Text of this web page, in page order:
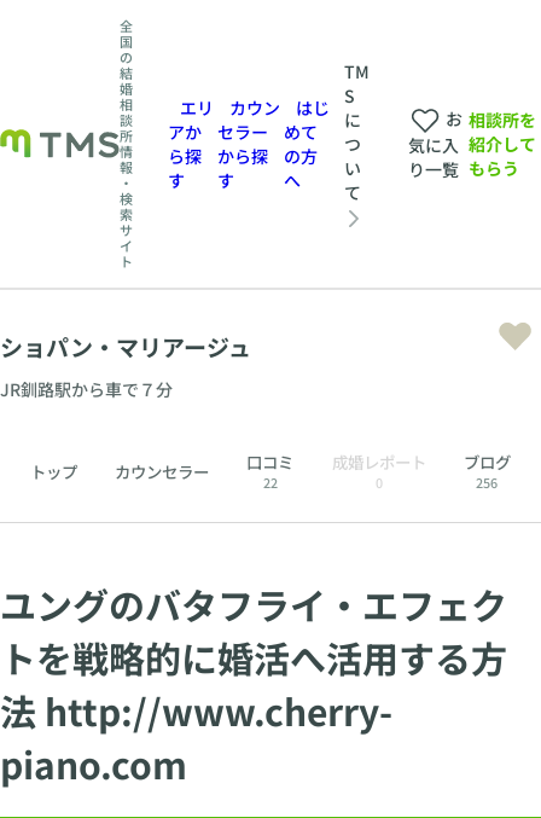
全
国
の
結
婚
相
談
所
情
報
・
検
索
サ
イ
ト
エリ
アか
ら探
す
カウン
セラー
から探
す
はじ
めて
の方
へ
TM
S
に
つ
い
て
お
気に入
り一覧
相談所を
紹介して
もらう
ショパン・マリアージュ
JR釧路駅から車で７分
トップ カウンセラー 口コミ
22
成婚レポート
0
ブログ
256
ユングのバタフライ・エフェク
トを戦略的に婚活へ活用する方
法 http://www.cherry-
piano.com